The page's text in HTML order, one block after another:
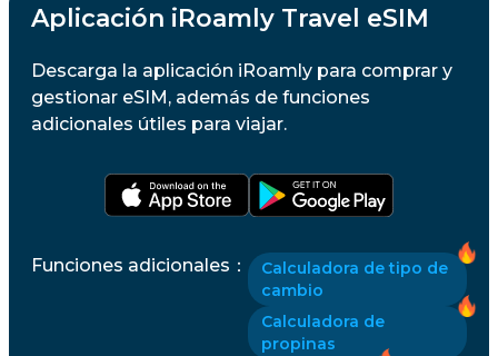
Aplicación iRoamly Travel eSIM
Descarga la aplicación iRoamly para comprar y
gestionar eSIM, además de funciones
adicionales útiles para viajar.
Funciones adicionales ：
Calculadora de tipo de
cambio
Calculadora de
propinas